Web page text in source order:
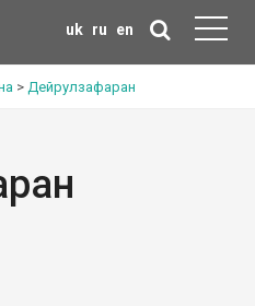
uk ru en
> Дейрулзафаран